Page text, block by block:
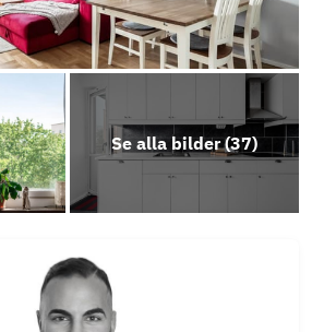
Se alla bilder (37)